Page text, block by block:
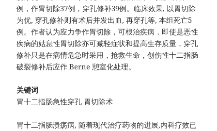
例，作胃切除37例，穿孔修补39例。临床效果, 以胃切除
为优, 穿孔修补则有术后并发出血, 再穿孔等, 本组死亡5
例。作者认为应力争作胃切除，可根治疾病，即使是恶性
疾病的姑息性胃切除亦可减轻症状和提高生存质量，穿孔
修补只是在病情危急时采用，抢救生命，创伤性十二指肠
破裂修补后应作 Berne 憩室化处理。
关键词
胃十二指肠急性穿孔 胃切除术
胃十二指肠溃疡病, 随着现代治疗药物的进展,内科疗效已